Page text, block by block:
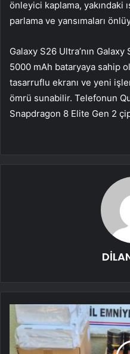
önleyici kaplama, yakındaki
parlama ve yansımaları
Galaxy S26 Ultra’nın
5000 mAh bataryaya sahip
tasarruflu ekranı ve yeni
ömrü sunabilir. Telefonun
Snapdragon 8 Elite Gen 2